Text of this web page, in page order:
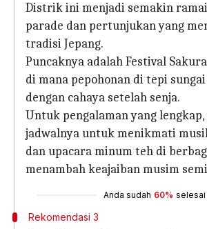
Distrik ini menjadi semakin
parade dan pertunjukan yang
tradisi Jepang.
Puncaknya adalah Festival
di mana pepohonan di tepi
dengan cahaya setelah senja.
Untuk pengalaman yang
jadwalnya untuk menikmati
dan upacara minum teh di
menambah keajaiban musim
Anda sudah 60% selesai
Rekomendasi 3